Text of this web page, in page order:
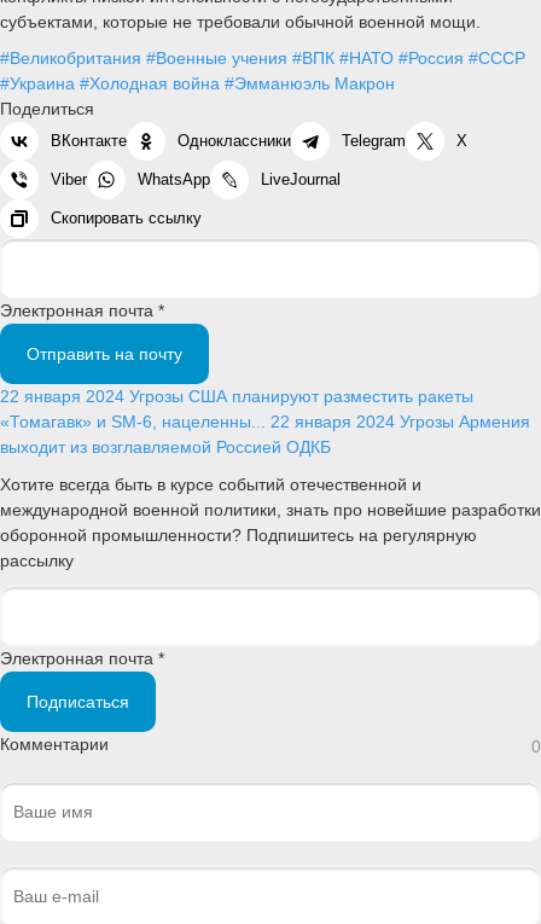
субъектами, которые не требовали обычной военной мощи.
#Великобритания #Военные учения #ВПК #НАТО #Россия #СССР
#Украина #Холодная война #Эмманюэль Макрон
Поделиться
ВКонтакте Одноклассники Telegram X
Viber WhatsApp LiveJournal
Скопировать ссылку
Электронная почта *
Отправить на почту
22 января 2024 Угрозы США планируют разместить ракеты
«Томагавк» и SM-6, нацеленны... 22 января 2024 Угрозы Армения
выходит из возглавляемой Россией ОДКБ
Хотите всегда быть в курсе событий отечественной и
международной военной политики, знать про новейшие разработки
оборонной промышленности? Подпишитесь на регулярную
рассылку
Электронная почта *
Подписаться
Комментарии 0